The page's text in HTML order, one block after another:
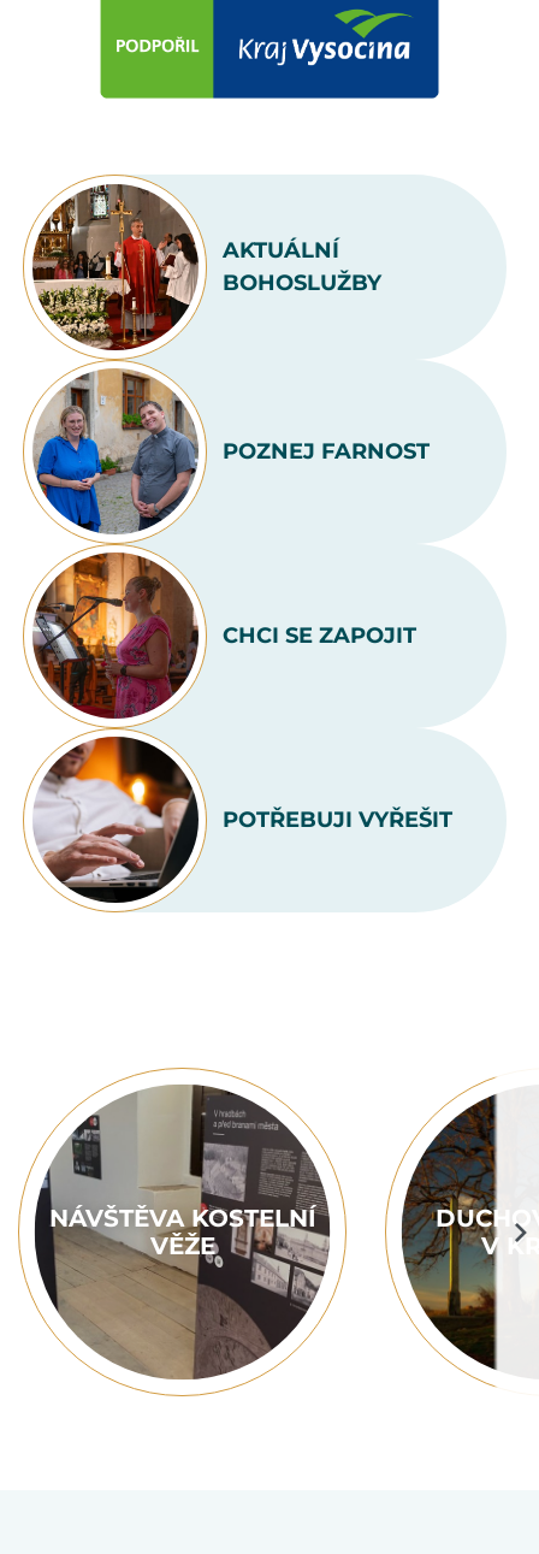
AKTUÁLNÍ
BOHOSLUŽBY
POZNEJ FARNOST
CHCI SE ZAPOJIT
POTŘEBUJI VYŘEŠIT
NÁVŠTĚVA KOSTELNÍ
VĚŽE
V